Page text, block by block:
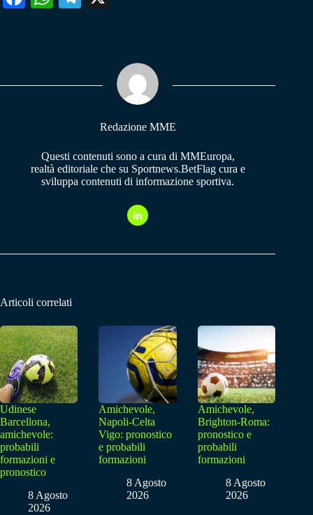
pp m
Redazione MME
Questi contenuti sono a cura di MMEuropa,
realtà editoriale che su Sportnews.BetFlag cura e
sviluppa contenuti di informazione sportiva.
Articoli correlati
Udinese
Barcellona,
amichevole:
probabili
formazioni e
pronostico
8 Agosto
2026
Amichevole,
Napoli-Celta
Vigo: pronostico
e probabili
formazioni
8 Agosto
2026
Amichevole,
Brighton-Roma:
pronostico e
probabili
formazioni
8 Agosto
2026